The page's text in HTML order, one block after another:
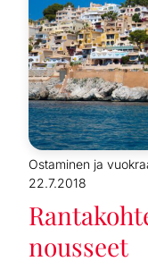
Ostaminen ja
22.7.2018
nousseet